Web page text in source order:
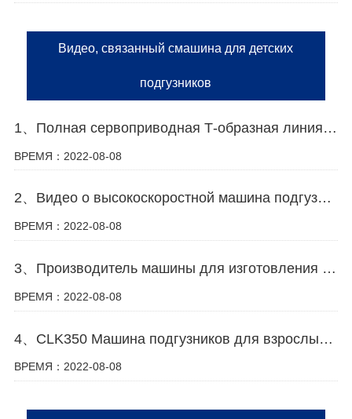
Видео, связанный смашина для детских
подгузников
1、Полная сервоприводная Т-образная линия по производству детских подгузников видео
ВРЕМЯ：2022-08-08
2、Видео о высокоскоростной машина подгузников для взрослых
ВРЕМЯ：2022-08-08
3、Производитель машины для изготовления подгузников в Китае
ВРЕМЯ：2022-08-08
4、CLK350 Машина подгузников для взрослых с & Видео с машиной для менструальных трусов
ВРЕМЯ：2022-08-08